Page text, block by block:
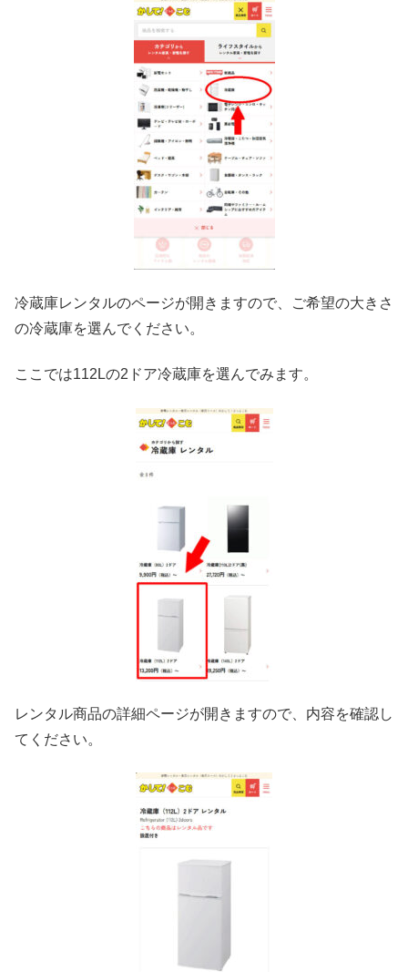
冷蔵庫レンタルのページが開きますので、ご希望の大きさ
の冷蔵庫を選んでください。
ここでは112Lの2ドア冷蔵庫を選んでみます。
レンタル商品の詳細ページが開きますので、内容を確認し
てください。